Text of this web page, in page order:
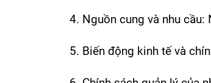
Nguồn cung và nhu
Biến động kinh tế và